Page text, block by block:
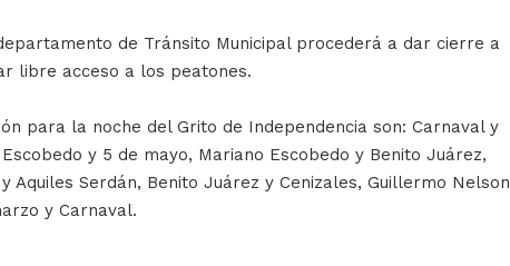
de Tránsito Municipal procederá a dar cierre a
libre acceso a los peatones.
para la noche del Grito de Independencia son: Carnaval y
y 5 de mayo, Mariano Escobedo y Benito Juárez,
Aquiles Serdán, Benito Juárez y Cenizales, Guillermo Nelson
y Carnaval.